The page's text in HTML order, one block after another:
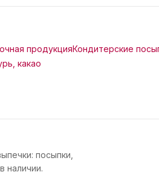
продукцияКондитерские
какао
посыпки,
наличии.